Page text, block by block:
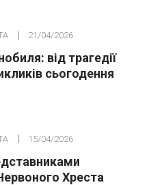
21/04/2026
від трагедії
сьогодення
15/04/2026
Хреста